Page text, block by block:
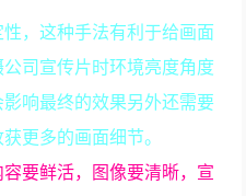
，这种手法有利于给画面
司宣传片时环境亮度角度
响最终的效果另外还需要
更多的画面细节。
要鲜活，图像要清晰，宣